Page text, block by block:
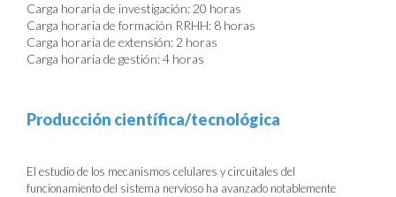
Carga horaria de investigación: 20 horas
Carga horaria de formación RRHH: 8 horas
Carga horaria de extensión: 2 horas
Carga horaria de gestión: 4 horas
Producción científica/tecnológica
El estudio de los mecanismos celulares y circuitales del
funcionamiento del sistema nervioso ha avanzado notablemente